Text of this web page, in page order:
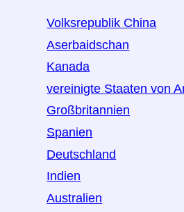
Volksrepublik China
Aserbaidschan
Kanada
vereinigte Staaten von
Großbritannien
Spanien
Deutschland
Indien
Australien